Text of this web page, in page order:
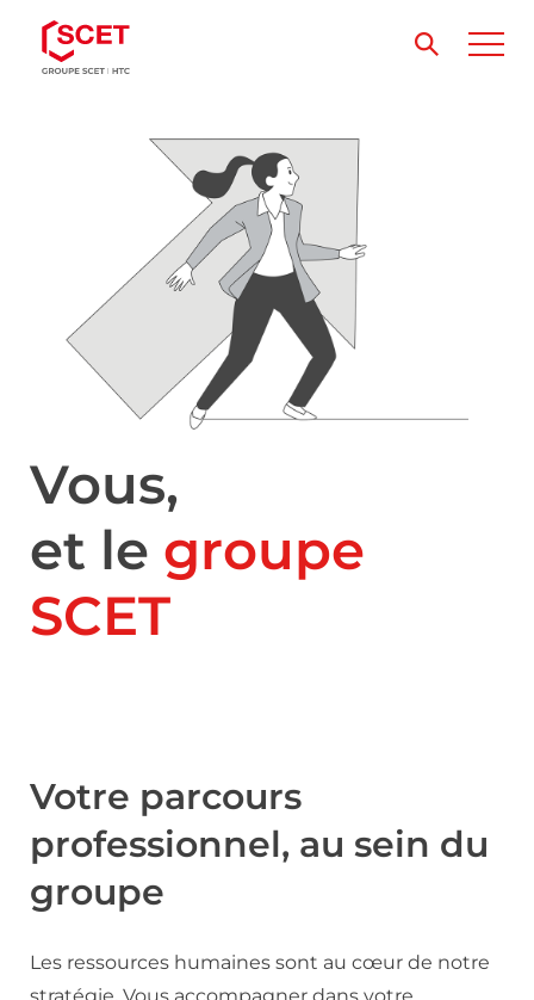
Vous,
et le groupe
SCET
Votre parcours
professionnel, au sein du
groupe
Les ressources humaines sont au cœur de notre